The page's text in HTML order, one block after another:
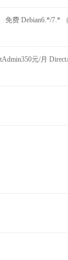
免费 Debian6.*/7.*
元/月